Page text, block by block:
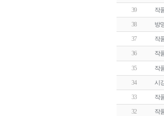
39 작
38 방
37 작
36 작
35 작
34 시
33 작
32 작